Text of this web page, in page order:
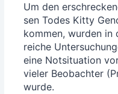
Um den
sen Todes Kit­ty
kom­men, wur­den
rei­che
eine Not­si­tua­ti­on
vie­ler Beob­ach­ter
wur­de.